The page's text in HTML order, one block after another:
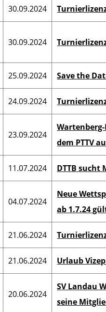
30.09.2024
30.09.2024
25.09.2024 Save the
24.09.2024
23.09.2024
dem PTTV
11.07.2024 DTTB sucht
04.07.2024
Neue
ab 1.7.24
21.06.2024
21.06.2024 Urlaub
20.06.2024
SV Landau
seine